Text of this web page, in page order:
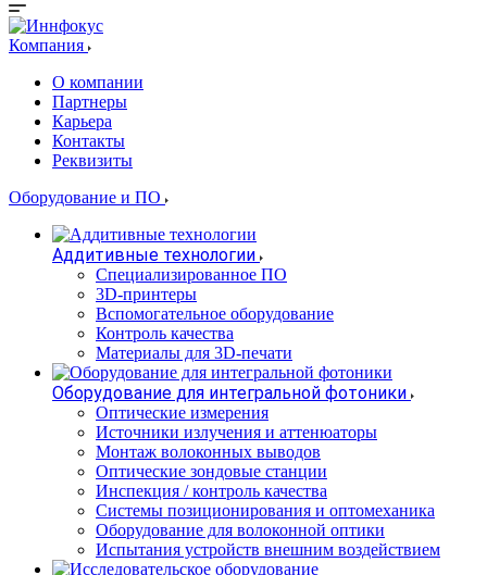
Компания
О компании
Партнеры
Карьера
Контакты
Реквизиты
Оборудование и ПО
Аддитивные технологии
Специализированное ПО
3D-принтеры
Вспомогательное оборудование
Контроль качества
Материалы для 3D-печати
Оборудование для интегральной фотоники
Оптические измерения
Источники излучения и аттенюаторы
Монтаж волоконных выводов
Оптические зондовые станции
Инспекция / контроль качества
Системы позиционирования и оптомеханика
Оборудование для волоконной оптики
Испытания устройств внешним воздействием